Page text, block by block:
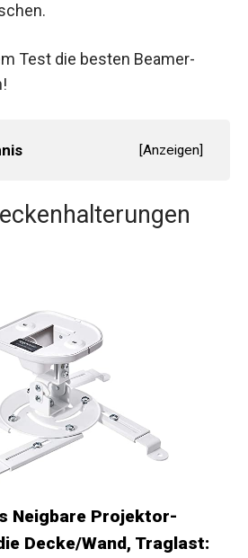
Test die besten Beamer-
[Anzeigen]
Neigbare Projektor-
Decke/Wand, Traglast: